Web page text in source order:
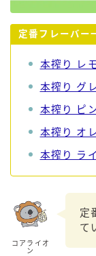
定番フレーバー
本搾り レ
本搾り グ
本搾り ピ
本搾り オ
本搾り ラ
コアライオ
ン
定
て